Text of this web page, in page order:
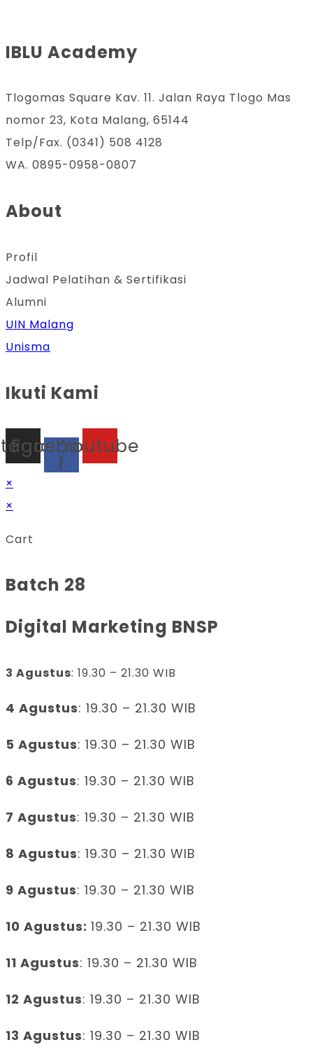
IBLU Academy
Tlogomas Square Kav. 11. Jalan Raya Tlogo Mas
nomor 23, Kota Malang, 65144
Telp/Fax. (0341) 508 4128
WA. 0895-0958-0807
About
Profil
Jadwal Pelatihan & Sertifikasi
Alumni
UIN Malang
Unisma
Ikuti Kami
Facebook-
f
Youtube
×
×
Cart
Batch 28
Digital Marketing BNSP
3 Agustus: 19.30 – 21.30 WIB
4 Agustus: 19.30 – 21.30 WIB
5 Agustus: 19.30 – 21.30 WIB
6 Agustus: 19.30 – 21.30 WIB
7 Agustus: 19.30 – 21.30 WIB
8 Agustus: 19.30 – 21.30 WIB
9 Agustus: 19.30 – 21.30 WIB
10 Agustus: 19.30 – 21.30 WIB
11 Agustus: 19.30 – 21.30 WIB
12 Agustus: 19.30 – 21.30 WIB
13 Agustus: 19.30 – 21.30 WIB